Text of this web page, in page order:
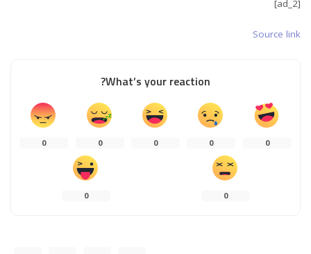
[ad_2]
Source link
What’s your reaction?
0
0
0
0
0
0
0